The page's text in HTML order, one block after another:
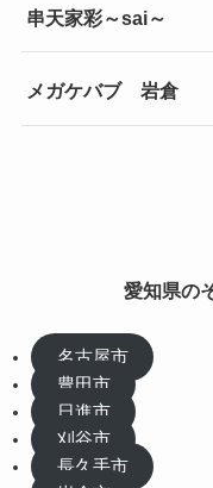
串天家彩～sai～
メガケバブ 岩倉
愛知県の
名古屋市
豊田市
日進市
刈谷市
長久手市